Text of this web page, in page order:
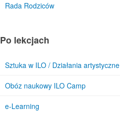
Rada Rodziców
Po lekcjach
Sztuka w ILO / Działania artystyczne
Obóz naukowy ILO Camp
e-Learning